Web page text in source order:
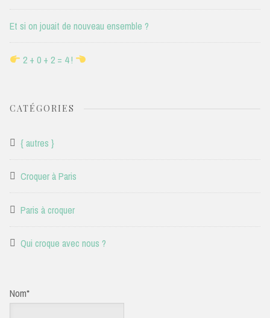
Et si on jouait de nouveau ensemble ?
2 + 0 + 2 = 4 !
CATÉGORIES
{ autres }
Croquer à Paris
Paris à croquer
Qui croque avec nous ?
Nom*